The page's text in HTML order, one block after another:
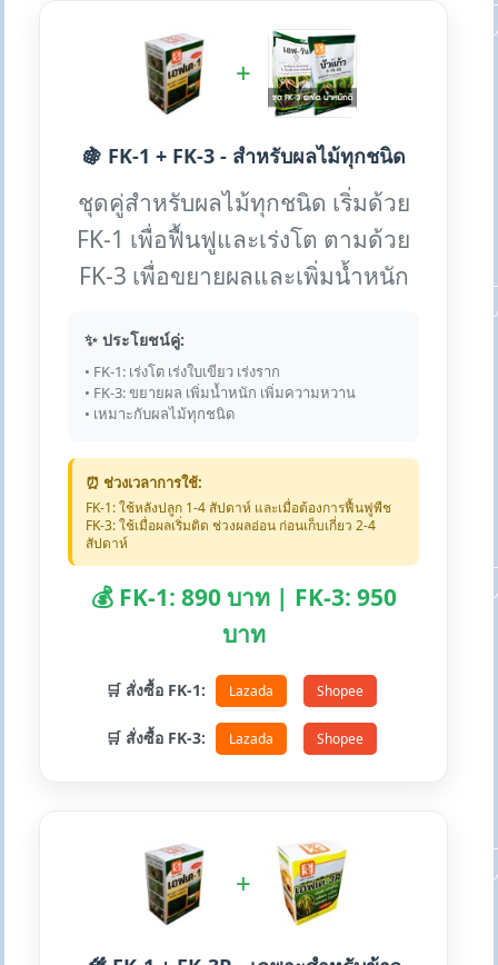
+
🍇 FK-1 + FK-3 - สำหรับผลไม้ทุกชนิด
ชุดคู่สำหรับผลไม้ทุกชนิด เริ่มด้วย
FK-1 เพื่อฟื้นฟูและเร่งโต ตามด้วย
FK-3 เพื่อขยายผลและเพิ่มน้ำหนัก
✨ ประโยชน์คู่:
• FK-1: เร่งโต เร่งใบเขียว เร่งราก
• FK-3: ขยายผล เพิ่มน้ำหนัก เพิ่มความหวาน
• เหมาะกับผลไม้ทุกชนิด
⏰ ช่วงเวลาการใช้:
FK-1: ใช้หลังปลูก 1-4 สัปดาห์ และเมื่อต้องการฟื้นฟูพืช
FK-3: ใช้เมื่อผลเริ่มติด ช่วงผลอ่อน ก่อนเก็บเกี่ยว 2-4
สัปดาห์
💰 FK-1: 890 บาท | FK-3: 950
บาท
🛒 สั่งซื้อ FK-1: Lazada Shopee
🛒 สั่งซื้อ FK-3: Lazada Shopee
+